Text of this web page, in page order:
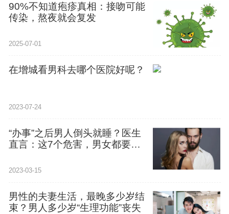
90%不知道疱疹真相：接吻可能
传染，熬夜就会复发
2025-07-01
在增城看男科去哪个医院好呢？
2023-07-24
“办事”之后男人倒头就睡？医生
直言：这7个危害，男女都要注
2023-03-15
男性的夫妻生活，最晚多少岁结
束？男人多少岁“生理功能”丧失